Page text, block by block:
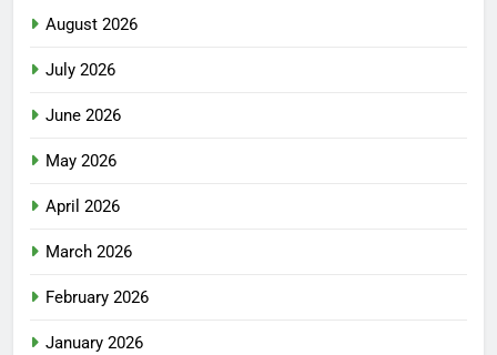
August 2026
July 2026
June 2026
May 2026
April 2026
March 2026
February 2026
January 2026